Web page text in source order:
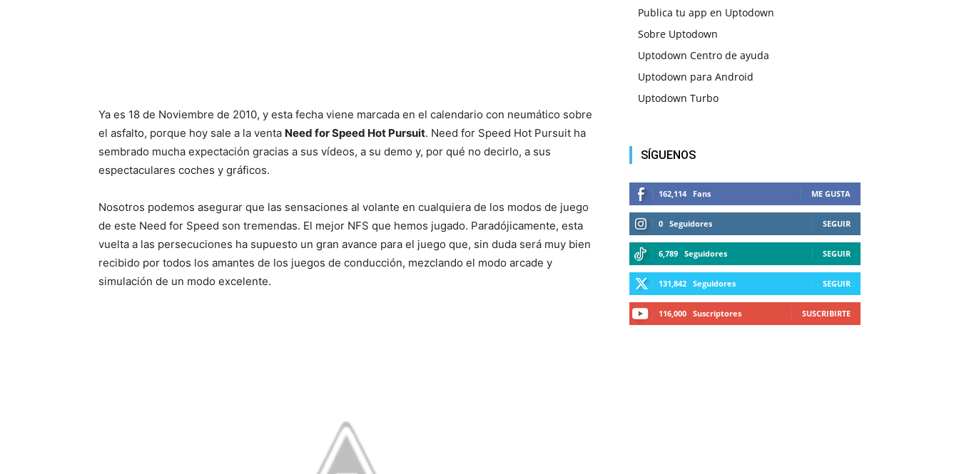
Ya es 18 de Noviembre de 2010, y esta fecha viene marcada en el calendario con neumático sobre
el asfalto, porque hoy sale a la venta Need for Speed Hot Pursuit. Need for Speed Hot Pursuit ha
sembrado mucha expectación gracias a sus vídeos, a su demo y, por qué no decirlo, a sus
espectaculares coches y gráficos.
Nosotros podemos asegurar que las sensaciones al volante en cualquiera de los modos de juego
de este Need for Speed son tremendas. El mejor NFS que hemos jugado. Paradójicamente, esta
vuelta a las persecuciones ha supuesto un gran avance para el juego que, sin duda será muy bien
recibido por todos los amantes de los juegos de conducción, mezclando el modo arcade y
simulación de un modo excelente.
Publica tu app en Uptodown
Sobre Uptodown
Uptodown Centro de ayuda
Uptodown para Android
Uptodown Turbo
SÍGUENOS
162,114 Fans ME GUSTA
0 Seguidores SEGUIR
6,789 Seguidores SEGUIR
131,842 Seguidores SEGUIR
116,000 Suscriptores SUSCRIBIRTE